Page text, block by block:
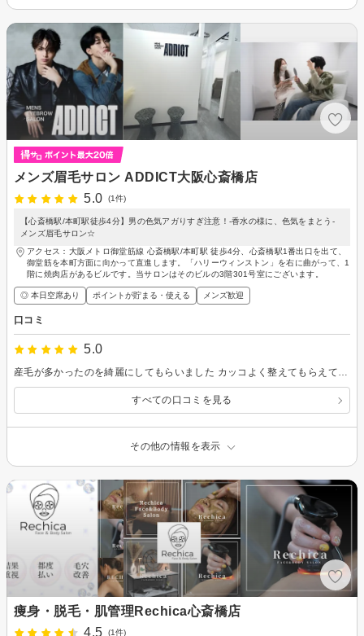
メンズ眉毛サロン ADDICT大阪心斎橋店
5.0
(1件)
【心斎橋駅/本町駅徒歩4分】男の色気アガりすぎ注意！-香水の様に、色気をまとう-
メンズ眉毛サロン☆
アクセス：大阪メトロ御堂筋線 心斎橋駅/本町駅 徒歩4分、心斎橋駅1番出口を出て、
御堂筋を本町方面に向かって直進します。「ハリーウィンストン」を右に曲がって、1
階に焼肉店があるビルです。当サロンはそのビルの3階301号室にございます。
◎ 本日空席あり ポイントが貯まる・使える メンズ歓迎
口コミ
5.0
産毛が多かったのを綺麗にしてもらいました カッコよく整えてもらえて満足です
すべての口コミを見る
その他の情報を表示
痩身・脱毛・肌管理Rechica心斎橋店
4.5
(1件)